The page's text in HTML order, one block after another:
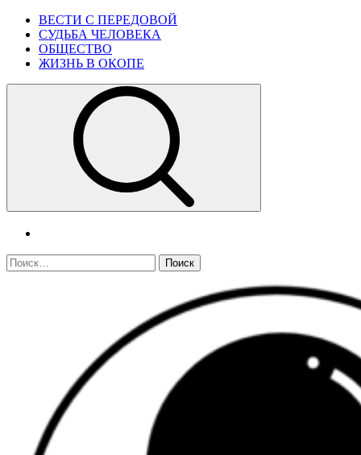
Skip
content
Primary
Menu
ВЕСТИ С ПЕРЕДОВОЙ
СУДЬБА ЧЕЛОВЕКА
ОБЩЕСТВО
ЖИЗНЬ В ОКОПЕ
Найти: